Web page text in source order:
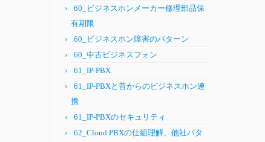
60_ビジネスホンメーカー修理部品保
有期限
60_ビジネスホン障害のパターン
60_中古ビジネスフォン
61_IP-PBX
61_IP-PBXと昔からのビジネスホン連
携
61_IP-PBXのセキュリティ
62_Cloud PBXの仕組理解、他社パタ